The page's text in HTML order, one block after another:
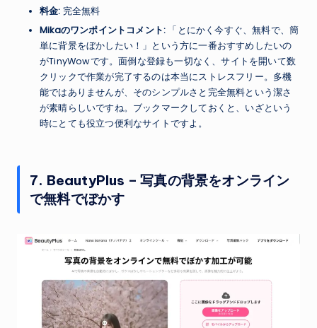
料金: 完全無料
Mikaのワンポイントコメント: 「とにかく今すぐ、無料で、簡
単に背景をぼかしたい！」という方に一番おすすめしたいの
がTinyWowです。面倒な登録も一切なく、サイトを開いて数
クリックで作業が完了するのは本当にストレスフリー。多機
能ではありませんが、そのシンプルさと完全無料という潔さ
が素晴らしいですね。ブックマークしておくと、いざという
時にとても役立つ便利なサイトですよ。
7. BeautyPlus – 写真の背景をオンライン
で無料でぼかす